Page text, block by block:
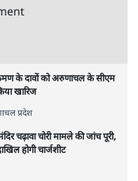
लाई गई अग्निपथ योजना